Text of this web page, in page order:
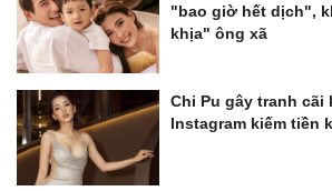
"bao giờ hết dịch",
khịa" ông xã
Chi Pu gây tranh
Instagram kiếm tiền